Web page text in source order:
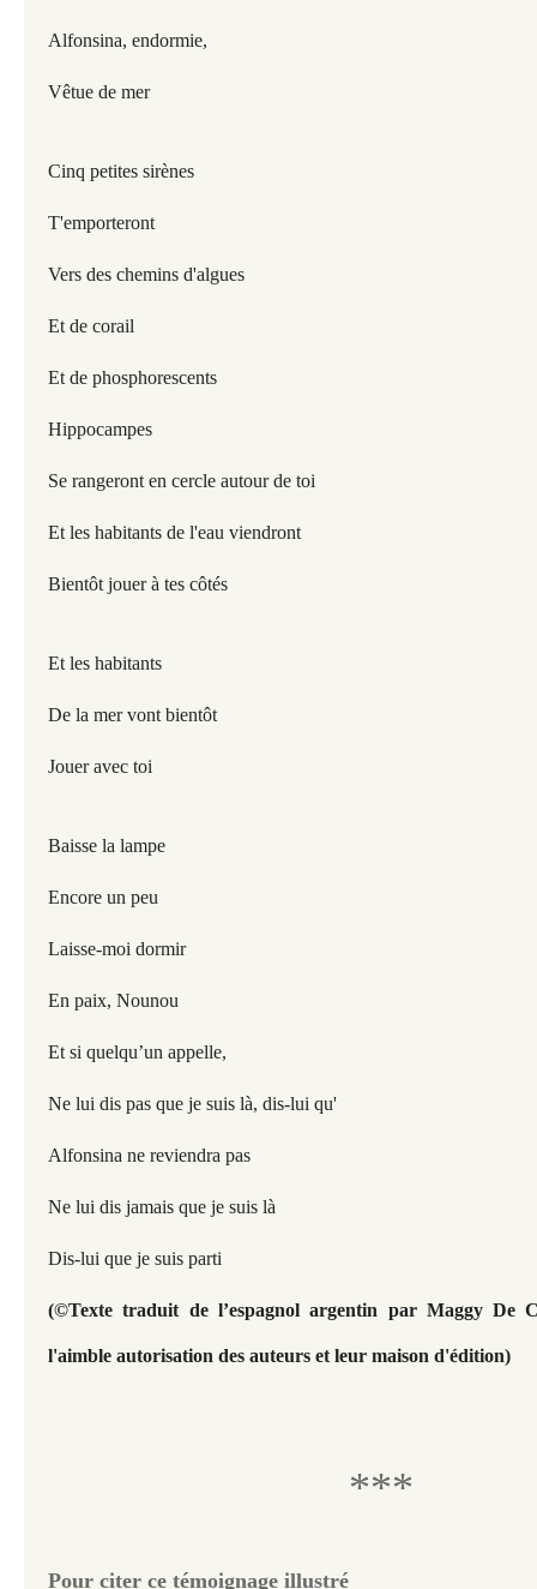
Alfonsina, endormie,
Vêtue de mer
Cinq petites sirènes
T'emporteront
Vers des chemins d'algues
Et de corail
Et de phosphorescents
Hippocampes
Se rangeront en cercle autour de toi
Et les habitants de l'eau viendront
Bientôt jouer à tes côtés
Et les habitants
De la mer vont bientôt
Jouer avec toi
Baisse la lampe
Encore un peu
Laisse-moi dormir
En paix, Nounou
Et si quelqu’un appelle,
Ne lui dis pas que je suis là, dis-lui qu'
Alfonsina ne reviendra pas
Ne lui dis jamais que je suis là
Dis-lui que je suis parti
(©Texte traduit de l’espagnol argentin par Maggy De
l'aimble autorisation des auteurs et leur maison d'édition)
***
Pour citer ce témoignage illustré